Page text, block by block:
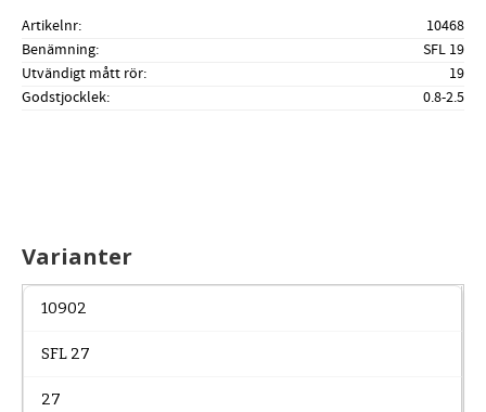
Artikelnr
10468
Benämning
SFL 19
Utvändigt mått rör
19
Godstjocklek
0.8-2.5
Varianter
10902
SFL 27
27